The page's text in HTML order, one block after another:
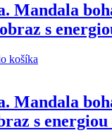
Mandala
s
košíka
Mandala
s